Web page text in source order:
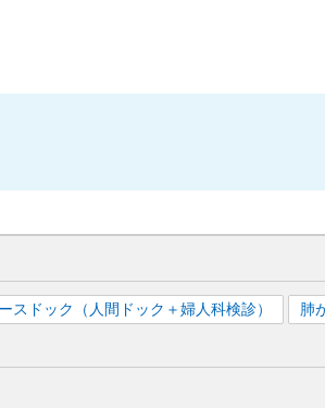
スドック（人間ドック＋婦人科検診） 肺